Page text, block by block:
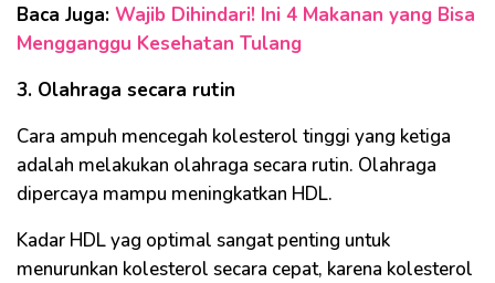
Baca Juga: Wajib Dihindari! Ini 4 Makanan yang Bisa
Mengganggu Kesehatan Tulang
3. Olahraga secara rutin
Cara ampuh mencegah kolesterol tinggi yang ketiga
adalah melakukan olahraga secara rutin. Olahraga
dipercaya mampu meningkatkan HDL.
Kadar HDL yag optimal sangat penting untuk
menurunkan kolesterol secara cepat, karena kolesterol